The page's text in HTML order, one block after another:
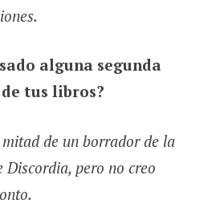
alguna segunda
tus libros?
de un borrador de la
Discordia, pero no creo